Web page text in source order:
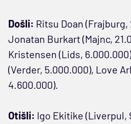
Došli: Ritsu Doan (Frajburg,
Jonatan Burkart (Majnc,
Kristensen (Lids,
(Verder, 5.000.000), Love
4.600.000).
Otišli: Igo Ekitike (Liverpul,